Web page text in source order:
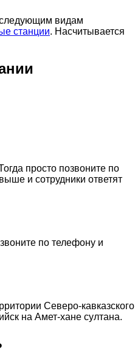
следующим видам
станции. Насчитывается
просто позвоните по
и сотрудники ответят
по телефону и
Северо-кавказского
на Амет-хане султана.